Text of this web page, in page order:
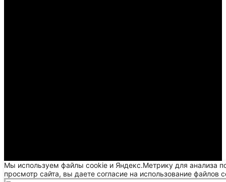
Мы используем файлы cookie и Яндекс.Метрику для анализа
просмотр сайта, вы даете согласие на использование файлов